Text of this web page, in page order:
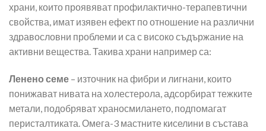
храни, които проявяват профилактично-терапевтични
свойства, имат изявен ефект по отношение на различни
здравословни проблеми и са с високо съдържание на
активни вещества. Такива храни например са:
Ленено семе – източник на фибри и лигнани, които
понижават нивата на холестерола, адсорбират тежките
метали, подобряват храносмилането, подпомагат
перисталтиката. Омега-3 мастните киселини в състава